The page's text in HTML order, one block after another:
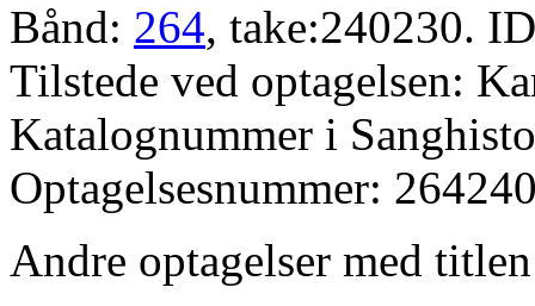
Bånd: 264, take:240230.
Tilstede ved optagelsen:
Katalognummer i
Optagelsesnummer:
Andre optagelser med